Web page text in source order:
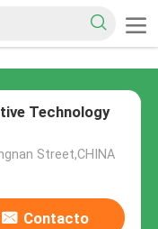
Technology
Street,CHINA
Contacto